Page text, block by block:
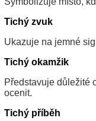
Tichý zvuk
Ukazuje na jemné
Tichý okamžik
Představuje důležité
ocenit.
Tichý příběh